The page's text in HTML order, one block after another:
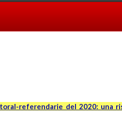
referendarie del 2020: una